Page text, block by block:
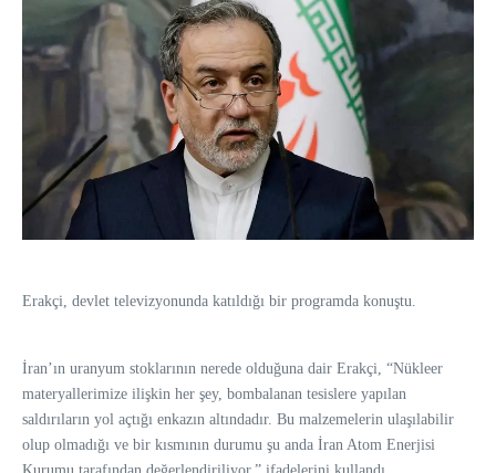
Erakçi, devlet televizyonunda katıldığı bir programda konuştu.
İran’ın uranyum stoklarının nerede olduğuna dair Erakçi, “Nükleer
materyallerimize ilişkin her şey, bombalanan tesislere yapılan
saldırıların yol açtığı enkazın altındadır. Bu malzemelerin ulaşılabilir
olup olmadığı ve bir kısmının durumu şu anda İran Atom Enerjisi
Kurumu tarafından değerlendiriliyor.” ifadelerini kullandı.